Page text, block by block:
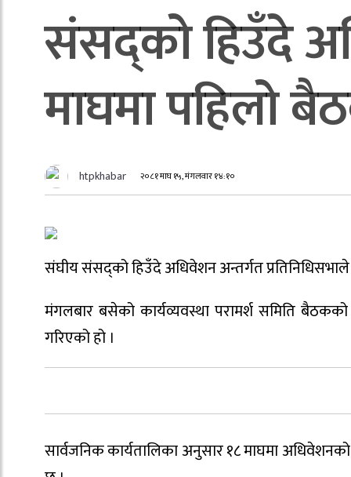
संसद्‍को हिउँदे
माघमा पहिलो
htpkhabar २०८१ माघ १५, मंगलवार १४:१०
संघीय संसद्को हिउँदे अधिवेशन अन्तर्गत
मंगलबार बसेको कार्यव्यवस्था परामर्श समिति
गरिएको हो ।
सार्वजनिक कार्यतालिका अनुसार १८ माघमा